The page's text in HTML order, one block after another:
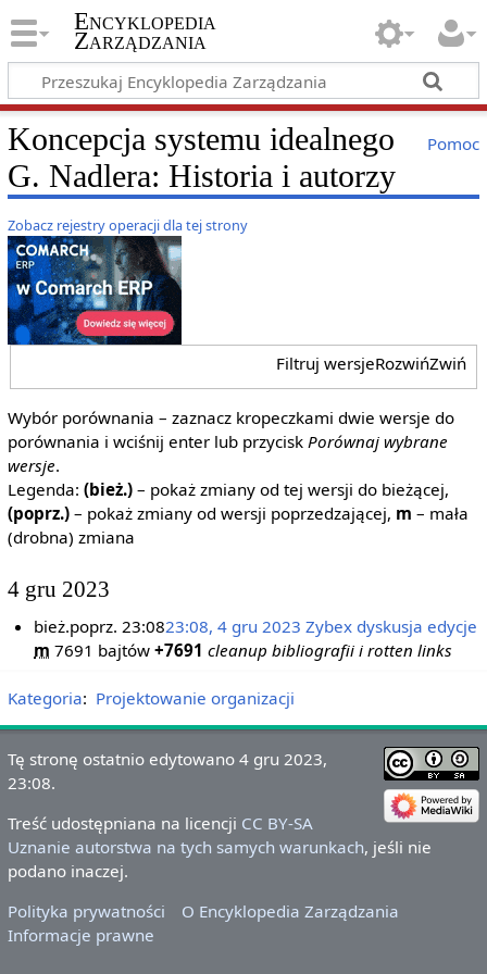
Encyklopedia
Zarządzania
Pomoc
Koncepcja systemu idealnego
G. Nadlera: Historia i autorzy
Zobacz rejestry operacji dla tej strony
Filtruj wersjeRozwińZwiń
Wybór porównania – zaznacz kropeczkami dwie wersje do
porównania i wciśnij enter lub przycisk Porównaj wybrane
wersje.
Legenda: (bież.)– pokaż zmiany od tej wersji do bieżącej,
(poprz.)– pokaż zmiany od wersji poprzedzającej, m – mała
(drobna) zmiana
4 gru 2023
bież.poprz. 23:0823:08, 4 gru 2023 ‎Zybex dyskusja edycje
m 7691 bajtów +7691 ‎cleanup bibliografii i rotten links
Kategoria: Projektowanie organizacji
Tę stronę ostatnio edytowano 4 gru 2023,
23:08.
Treść udostępniana na licencji CC BY-SA
Uznanie autorstwa na tych samych warunkach, jeśli nie
podano inaczej.
Polityka prywatności
O Encyklopedia Zarządzania
Informacje prawne